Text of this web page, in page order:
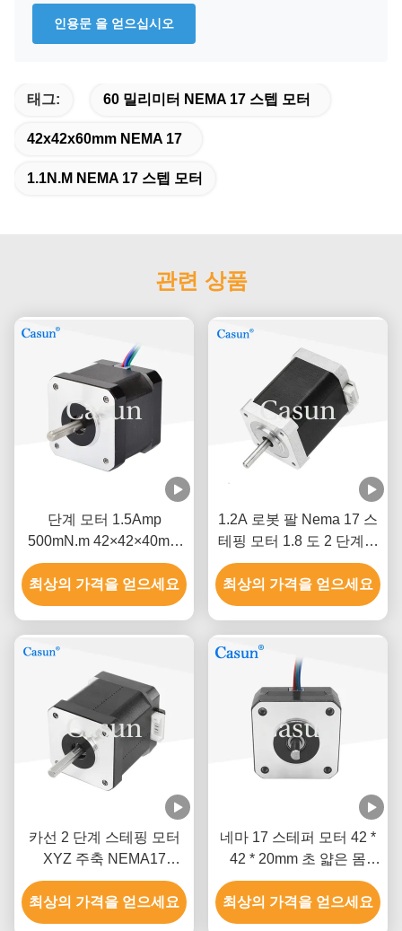
인용문 을 얻으십시오
태그: 60 밀리미터 NEMA 17 스텝 모터
42x42x60mm NEMA 17
1.1N.M NEMA 17 스텝 모터
관련 상품
단계 모터 1.5Amp
500mN.m 42×42×40mm
ISO CE와 함께 NEMA 17
최상의 가격을 얻으세요
1.2A 로봇 팔 Nema 17 스
테핑 모터 1.8 도 2 단계고
정밀도
최상의 가격을 얻으세요
카선 2 단계 스테핑 모터
XYZ 주축 NEMA17
0.52Nm
최상의 가격을 얻으세요
네마 17 스테퍼 모터 42 *
42 * 20mm 초 얇은 몸
1.0A 130mN.m 의료 장비
최상의 가격을 얻으세요